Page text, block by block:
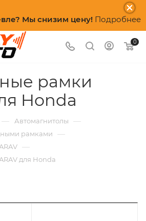
Мы снизим цену! Подробнее
0
рамки
Honda
— Автомагнитолы —
рамками —
—
для Honda